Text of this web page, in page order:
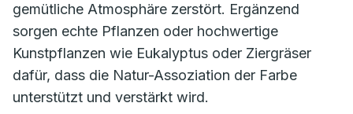
gemütliche Atmosphäre zerstört. Ergänzend
sorgen echte Pflanzen oder hochwertige
Kunstpflanzen wie Eukalyptus oder Ziergräser
dafür, dass die Natur-Assoziation der Farbe
unterstützt und verstärkt wird.